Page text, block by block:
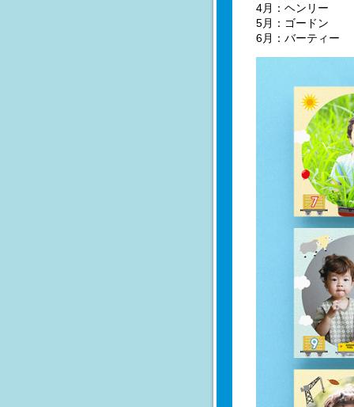
4月：ヘンリー
5月：ゴードン
6月：バーティー